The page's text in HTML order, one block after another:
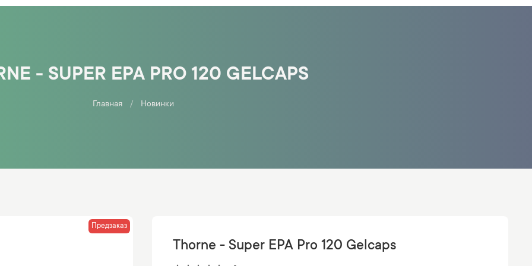
- SUPER EPA PRO 120 GELCAPS
Главная Новинки
Предзаказ
Thorne - Super EPA Pro 120 Gelcaps